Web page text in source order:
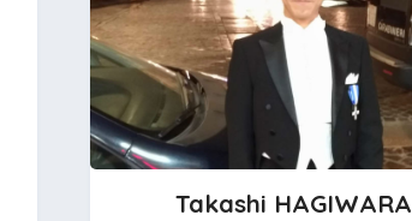
Takashi HAGIWARA